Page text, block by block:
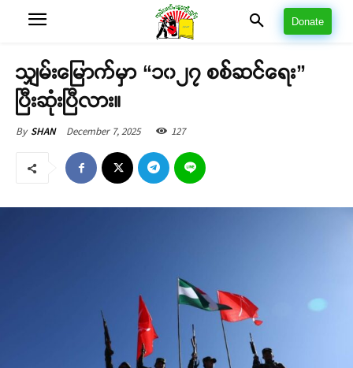
Donate
သျှမ်းမြောက်မှာ “၁၀၂၇ စစ်ဆင်ရေး”
ပြီးဆုံးပြီလား။
By SHAN December 7, 2025 127